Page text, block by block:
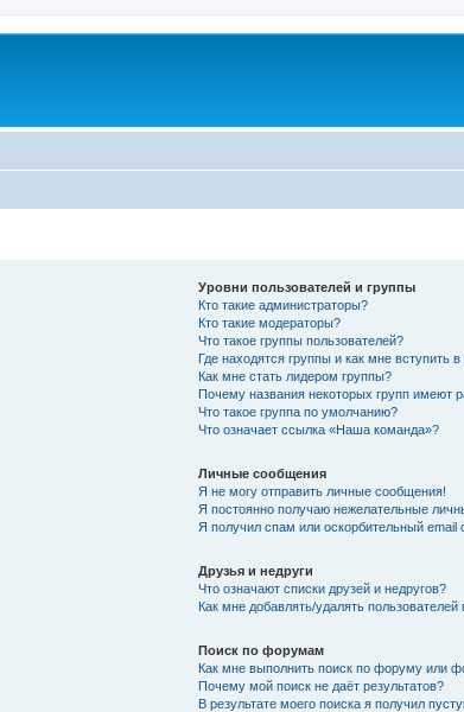
Уровни пользователей и группы
Кто такие администраторы?
Кто такие модераторы?
Что такое группы пользователей?
Где находятся группы и как мне вступить в
Как мне стать лидером группы?
Почему названия некоторых групп имеют
Что такое группа по умолчанию?
Что означает ссылка «Наша команда»?
Личные сообщения
Я не могу отправить личные сообщения!
Я постоянно получаю нежелательные
Я получил спам или оскорбительный email
Друзья и недруги
Что означают списки друзей и недругов?
Как мне добавлять/удалять
Поиск по форумам
Как мне выполнить поиск по форуму или
Почему мой поиск не даёт результатов?
В результате моего поиска я получил